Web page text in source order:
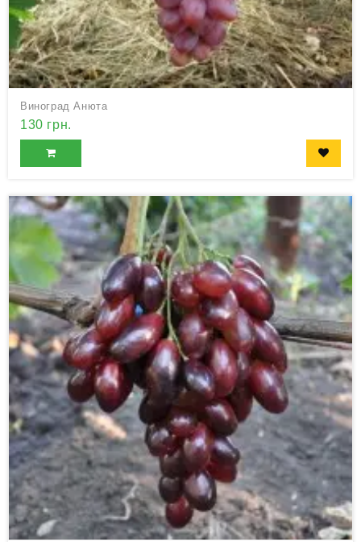
Виноград Анюта
130 грн.